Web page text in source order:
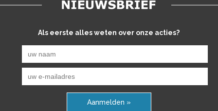
Als eerste alles weten over onze acties?
Aanmelden »